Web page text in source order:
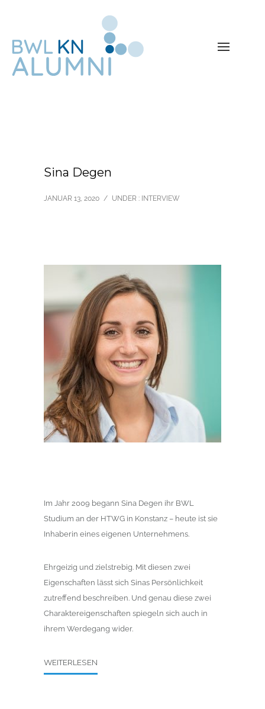
Sina Degen
JANUAR 13, 2020 / UNDER : INTERVIEW
Im Jahr 2009 begann Sina Degen ihr BWL
Studium an der HTWG in Konstanz – heute ist sie
Inhaberin eines eigenen Unternehmens.
Ehrgeizig und zielstrebig. Mit diesen zwei
Eigenschaften lässt sich Sinas Persönlichkeit
zutreffend beschreiben. Und genau diese zwei
Charaktereigenschaften spiegeln sich auch in
ihrem Werdegang wider.
WEITERLESEN